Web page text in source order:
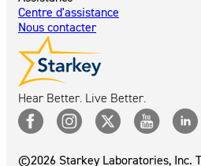
Centre d'assistance
Nous contacter
Hear Better. Live Better.
©2026 Starkey Laboratories, Inc.